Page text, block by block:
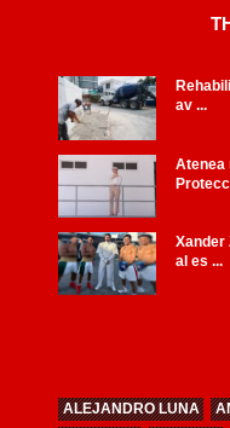
av ...
Atenea
Xander
al es ...
ALEJANDRO LUNA